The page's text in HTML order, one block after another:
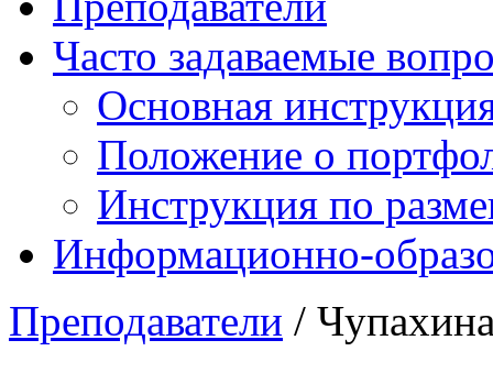
Часто задаваемые
Основная
Положение о
Инструкция по
Информационно-
Преподаватели /